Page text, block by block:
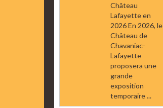
Château
Lafayette en
2026 En 2026, le
Château de
Chavaniac-
Lafayette
proposera une
grande
exposition
temporaire ...